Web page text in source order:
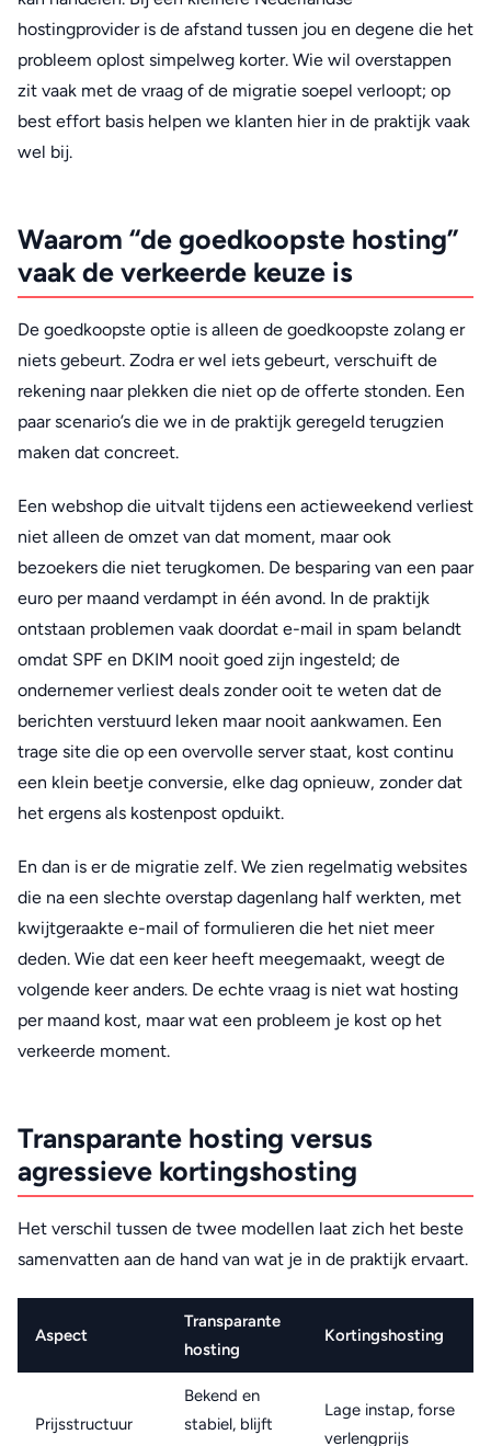
hostingprovider is de afstand tussen jou en degene die het
probleem oplost simpelweg korter. Wie wil overstappen
zit vaak met de vraag of de migratie soepel verloopt; op
best effort basis helpen we klanten hier in de praktijk vaak
wel bij.
Waarom “de goedkoopste hosting”
vaak de verkeerde keuze is
De goedkoopste optie is alleen de goedkoopste zolang er
niets gebeurt. Zodra er wel iets gebeurt, verschuift de
rekening naar plekken die niet op de offerte stonden. Een
paar scenario’s die we in de praktijk geregeld terugzien
maken dat concreet.
Een webshop die uitvalt tijdens een actieweekend verliest
niet alleen de omzet van dat moment, maar ook
bezoekers die niet terugkomen. De besparing van een paar
euro per maand verdampt in één avond. In de praktijk
ontstaan problemen vaak doordat e-mail in spam belandt
omdat SPF en DKIM nooit goed zijn ingesteld; de
ondernemer verliest deals zonder ooit te weten dat de
berichten verstuurd leken maar nooit aankwamen. Een
trage site die op een overvolle server staat, kost continu
een klein beetje conversie, elke dag opnieuw, zonder dat
het ergens als kostenpost opduikt.
En dan is er de migratie zelf. We zien regelmatig websites
die na een slechte overstap dagenlang half werkten, met
kwijtgeraakte e-mail of formulieren die het niet meer
deden. Wie dat een keer heeft meegemaakt, weegt de
volgende keer anders. De echte vraag is niet wat hosting
per maand kost, maar wat een probleem je kost op het
verkeerde moment.
Transparante hosting versus
agressieve kortingshosting
Het verschil tussen de twee modellen laat zich het beste
samenvatten aan de hand van wat je in de praktijk ervaart.
Aspect
Transparante
hosting
Kortingshosting
Prijsstructuur
Bekend en
stabiel, blijft
Lage instap, forse
verlengprijs